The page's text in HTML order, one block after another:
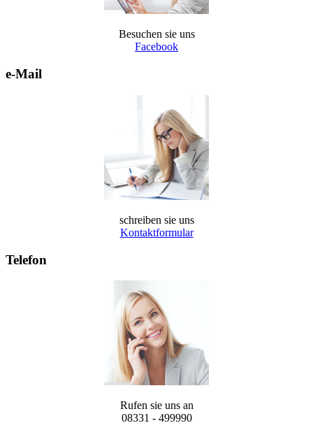
Besuchen sie uns
Facebook
e-Mail
schreiben sie uns
Kontaktformular
Telefon
Rufen sie uns an
08331 - 499990